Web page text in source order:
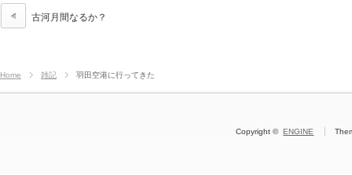
古河月間なるか？
Home 雑記 羽田空港に行ってきた
Copyright ©ENGINE